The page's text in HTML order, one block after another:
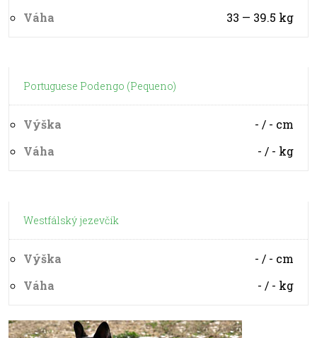
Váha
33 — 39.5 kg
Portuguese Podengo (Pequeno)
Výška - / - cm
Váha
- / - kg
Westfálský jezevčík
Výška - / - cm
Váha
- / - kg